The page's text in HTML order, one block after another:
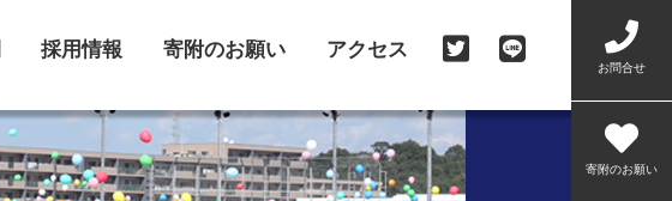
採用情報 寄附のお願い アクセス
お問合せ
寄附のお願い